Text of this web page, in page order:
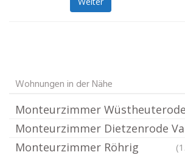
Wohnungen in der Nähe
Monteurzimmer Wüstheuterode
Monteurzimmer Dietzenrode
Monteurzimmer Röhrig